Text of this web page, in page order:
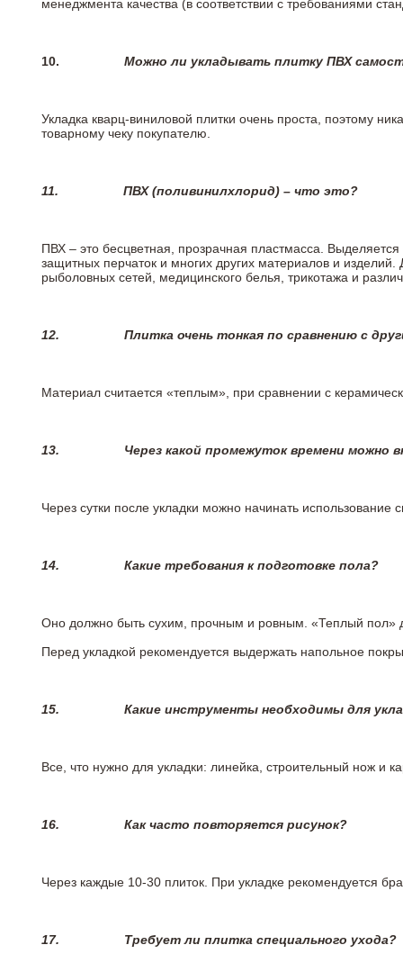
менеджмента качества (в соответствии с требованиями
10. Можно ли укладывать плитку ПВХ
Укладка кварц-виниловой плитки очень проста, поэтому
товарному чеку покупателю.
11. ПВХ (поливинилхлорид) – что это?
ПВХ – это бесцветная, прозрачная пластмасса.
защитных перчаток и многих других материалов и
рыболовных сетей, медицинского белья, трикотажа и
12. Плитка очень тонкая по сравнению с
Материал считается «теплым», при сравнении с
13. Через какой промежуток времени можно
Через сутки после укладки можно начинать
14. Какие требования к подготовке пола?
Оно должно быть сухим, прочным и ровным. «Теплый пол»
Перед укладкой рекомендуется выдержать напольное
15. Какие инструменты необходимы для
Все, что нужно для укладки: линейка, строительный нож и
16. Как часто повторяется рисунок?
Через каждые 10-30 плиток. При укладке рекомендуется
17. Требует ли плитка специального ухода?